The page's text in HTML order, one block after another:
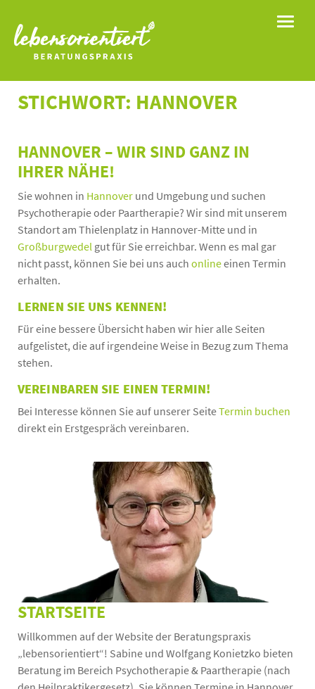
STICHWORT: HANNOVER
HANNOVER –WIR SIND GANZ IN
IHRER NÄHE!
Sie wohnen in Hannover und Umgebung und suchen
Psychotherapie oder Paartherapie? Wir sind mit unserem
Standort am Thielenplatz in Hannover-Mitte und in
Großburgwedel gut für Sie erreichbar. Wenn es mal gar
nicht passt, können Sie bei uns auch onlineeinen Termin
erhalten.
LERNEN SIE UNS KENNEN!
Für eine bessere Übersicht haben wir hier alle Seiten
aufgelistet, die auf irgendeine Weise in Bezug zum Thema
stehen.
VEREINBAREN SIE EINEN TERMIN!
Bei Interesse können Sie auf unserer SeiteTermin buchen
direkt ein Erstgespräch vereinbaren.
STARTSEITE
Willkommen auf der Website der Beratungspraxis
„lebensorientiert“! Sabine und Wolfgang Konietzko bieten
Beratung im Bereich Psychotherapie & Paartherapie (nach